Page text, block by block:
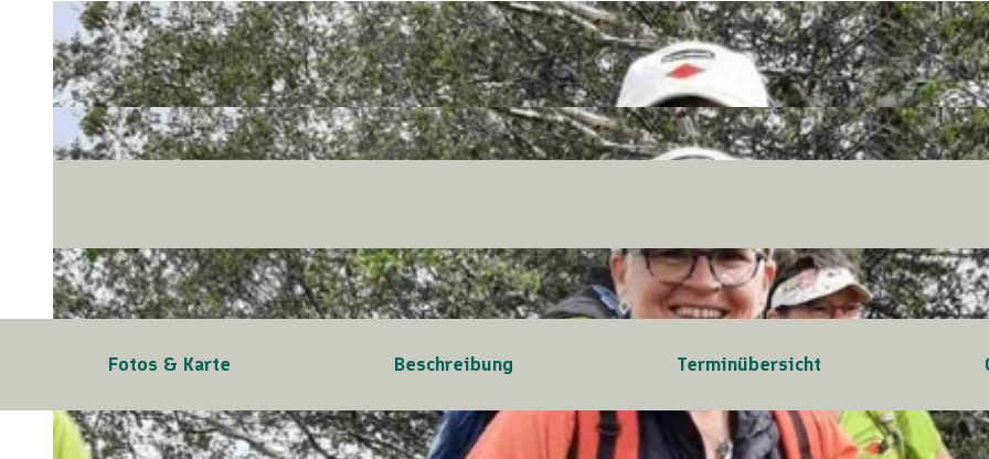
Fotos & Karte Beschreibung Terminübersicht